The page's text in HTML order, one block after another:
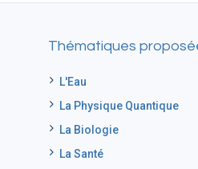
Thématiques
L'Eau
La Physique Quantique
La Biologie
La Santé